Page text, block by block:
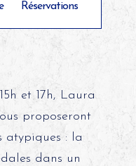
Réservations
et 17h, Laura
proposeront
atypiques : la
dans un